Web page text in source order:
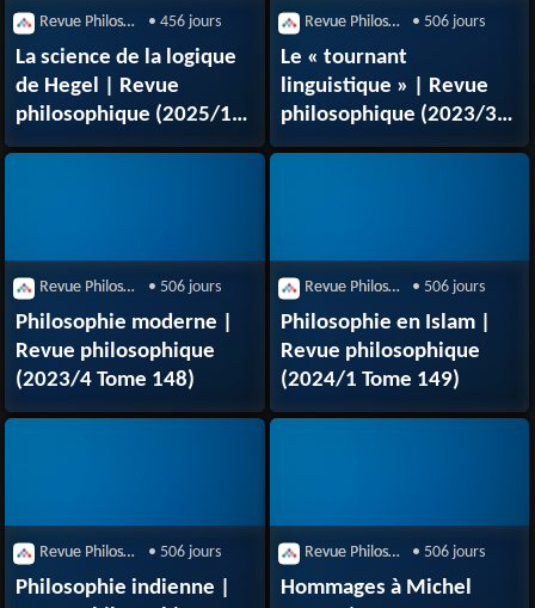
Revue Philosophique de la France et de l'Étranger • 456 jours
La science de la logique
de Hegel | Revue
philosophique (2025/1
Tome 150)
Revue Philosophique de la France et de l'Étranger • 506 jours
Le « tournant
linguistique » | Revue
philosophique (2023/3
Tome 148)
Revue Philosophique de la France et de l'Étranger • 506 jours
Philosophie moderne |
Revue philosophique
(2023/4 Tome 148)
Revue Philosophique de la France et de l'Étranger • 506 jours
Philosophie en Islam |
Revue philosophique
(2024/1 Tome 149)
Revue Philosophique de la France et de l'Étranger • 506 jours
Philosophie indienne |
Revue Philosophique de la France et de l'Étranger • 506 jours
Hommages à Michel